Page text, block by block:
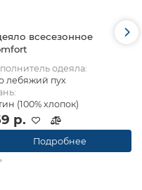
всесезонное
одеяла:
лебяжий пух
(100% хлопок)
р.
Подробнее